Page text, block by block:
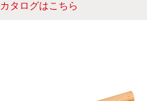
カタログはこちら